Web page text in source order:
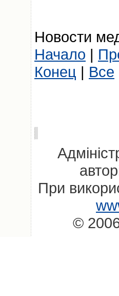
Новости
Начало |
Конец | Все
При
©